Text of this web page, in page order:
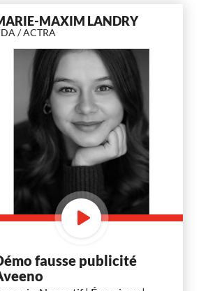
MAXIM LANDRY
/ ACTRA
fausse publicité